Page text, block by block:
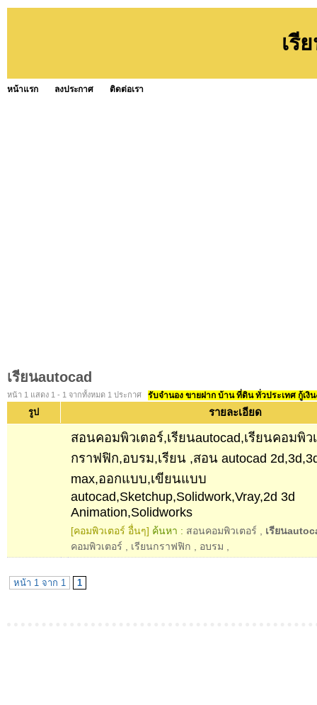
เรี
หน้าแรก ลงประกาศ ติดต่อเรา
เรียนautocad
หน้า 1 แสดง 1 - 1 จากทั้งหมด 1 ประกาศ รับจำนอง ขายฝาก บ้าน ที่ดิน ทั่วประเทศ กู้เงิ
รูป รายละเอียด
สอนคอมพิวเตอร์,เรียนautocad,เรียนคอมพิว
กราฟฟิก,อบรม,เรียน ,สอน autocad
max,ออกแบบ,เขียนแบบ
autocad,Sketchup,Solidwork,Vray,2d 3d
Animation,Solidworks
[คอมพิวเตอร์ อื่นๆ] ค้นหา : สอนคอมพิวเตอร์
เรียน
คอมพิวเตอร์
เรียนกราฟฟิก อบรม
หน้า 1 จาก 1 1